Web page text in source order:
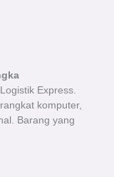
Express.
komputer,
Barang yang